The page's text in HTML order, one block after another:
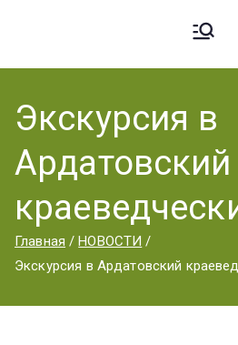
Экскурсия в
Ардатовский
Главная
НОВОСТИ
Экскурсия в Ардатовский